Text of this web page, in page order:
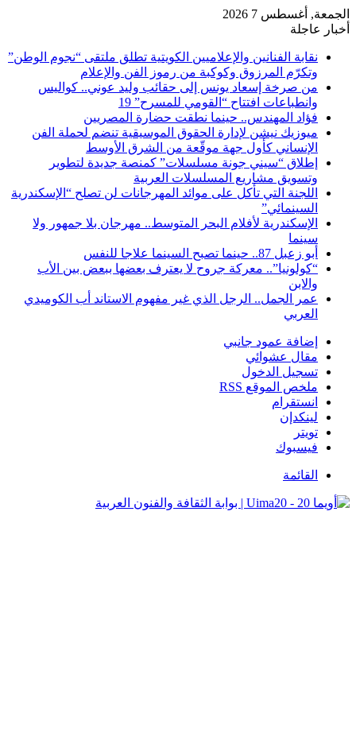
الجمعة, أغسطس 7 2026
أخبار عاجلة
نقابة الفنانين والإعلاميين الكويتية تطلق ملتقى “نجوم الوطن”
وتكرّم المرزوق وكوكبة من رموز الفن والإعلام
من صرخة إسعاد يونس إلى حقائب وليد عوني.. كواليس
وانطباعات افتتاح “القومي للمسرح” 19
فؤاد المهندس.. حينما نطقت حضارة المصريين
ميوزيك نيشن لإدارة الحقوق الموسيقية تنضم لحملة الفن
الإنساني كأول جهة موقّعة من الشرق الأوسط
إطلاق “سيني جونة مسلسلات” كمنصة جديدة لتطوير
وتسويق مشاريع المسلسلات العربية
اللجنة التي تأكل على موائد المهرجانات لن تصلح “الإسكندرية
السينمائي”
الإسكندرية لأفلام البحر المتوسط.. مهرجان بلا جمهور ولا
سينما
أبو زعبل 87.. حينما تصبح السينما علاجا للنفس
“كولونيا”.. معركة جروح لا يعترف بعضها ببعض بين الأب
والابن
عمر الجمل.. الرجل الذي غير مفهوم الاستاند أب الكوميدي
العربي
إضافة عمود جانبي
مقال عشوائي
تسجيل الدخول
ملخص الموقع RSS
انستقرام
لينكدإن
تويتر
فيسبوك
القائمة